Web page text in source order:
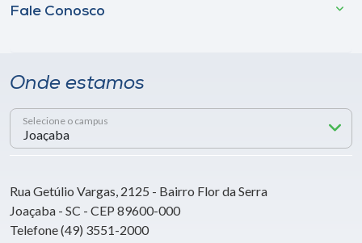
Fale Conosco
Onde estamos
Selecione o campus
Rua Getúlio Vargas, 2125 - Bairro Flor da Serra
Joaçaba - SC - CEP 89600-000
Telefone (49) 3551-2000